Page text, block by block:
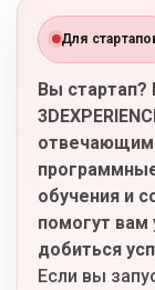
Для
Вы
отвечающим
обучения и
помогут вам
добиться
Если вы